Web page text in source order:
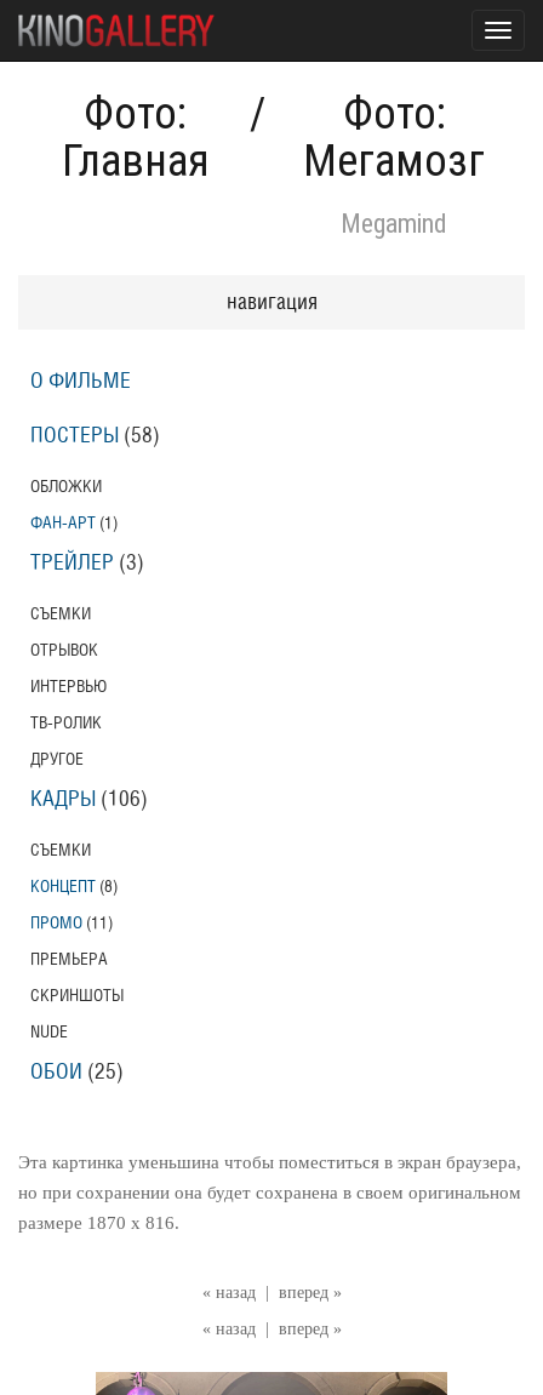
Фото:
Главная
/
Фото:
Мегамозг
Megamind
« назад
вперед »
« назад
вперед »
Эта картинка уменьшина чтобы поместиться в экран браузера,
но при сохранении она будет сохранена в своем оригинальном
размере 1870 x 816.
навигация
О ФИЛЬМЕ
ПОСТЕРЫ (58)
ОБЛОЖКИ
ФАН-АРТ (1)
ТРЕЙЛЕР (3)
СЪЕМКИ
ОТРЫВОК
ИНТЕРВЬЮ
ТВ-РОЛИК
ДРУГОЕ
КАДРЫ (106)
СЪЕМКИ
КОНЦЕПТ (8)
ПРОМО (11)
ПРЕМЬЕРА
СКРИНШОТЫ
NUDE
ОБОИ (25)